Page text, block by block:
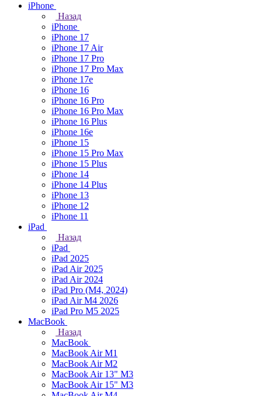
iPhone
Назад
iPhone
iPhone 17
iPhone 17 Air
iPhone 17 Pro
iPhone 17 Pro Max
iPhone 17e
iPhone 16
iPhone 16 Pro
iPhone 16 Pro Max
iPhone 16 Plus
iPhone 16e
iPhone 15
iPhone 15 Pro Max
iPhone 15 Plus
iPhone 14
iPhone 14 Plus
iPhone 13
iPhone 12
iPhone 11
iPad
Назад
iPad
iPad 2025
iPad Air 2025
iPad Air 2024
iPad Pro (M4, 2024)
iPad Air M4 2026
iPad Pro M5 2025
MacBook
Назад
MacBook
MacBook Air M1
MacBook Air M2
MacBook Air 13" M3
MacBook Air 15" M3